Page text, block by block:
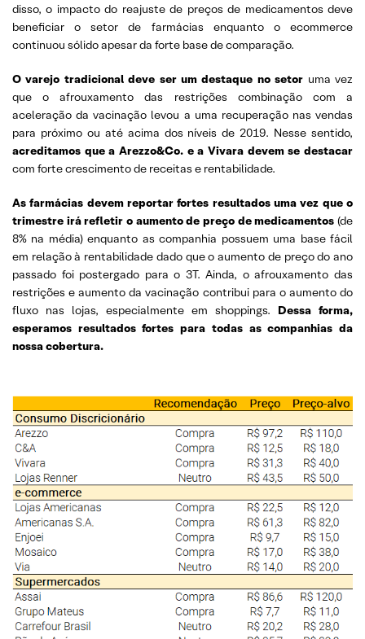
disso, o impacto do reajuste de preços de medicamentos deve
beneficiar o setor de farmácias enquanto o ecommerce
continuou sólido apesar da forte base de comparação.
O varejo tradicional deve ser um destaque no setor uma vez
que o afrouxamento das restrições combinação com a
aceleração da vacinação levou a uma recuperação nas vendas
para próximo ou até acima dos níveis de 2019. Nesse sentido,
acreditamos que a Arezzo&Co. e a Vivara devem se destacar
com forte crescimento de receitas e rentabilidade.
As farmácias devem reportar fortes resultados uma vez que o
trimestre irá refletir o aumento de preço de medicamentos (de
8% na média) enquanto as companhia possuem uma base fácil
em relação à rentabilidade dado que o aumento de preço do ano
passado foi postergado para o 3T. Ainda, o afrouxamento das
restrições e aumento da vacinação contribui para o aumento do
fluxo nas lojas, especialmente em shoppings. Dessa forma,
esperamos resultados fortes para todas as companhias da
nossa cobertura.